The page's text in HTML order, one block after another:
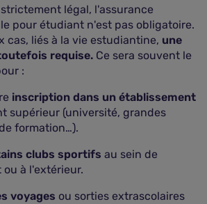
légal, l'assurance
pour étudiant n'est pas obligatoire.
cas, liés à la vie estudiantine, une
requise. Ce sera souvent le
:
inscription dans un établissement
supérieur (université, grandes
formation…).
clubs sportifs au sein de
à l'extérieur.
voyages ou sorties extrascolaires